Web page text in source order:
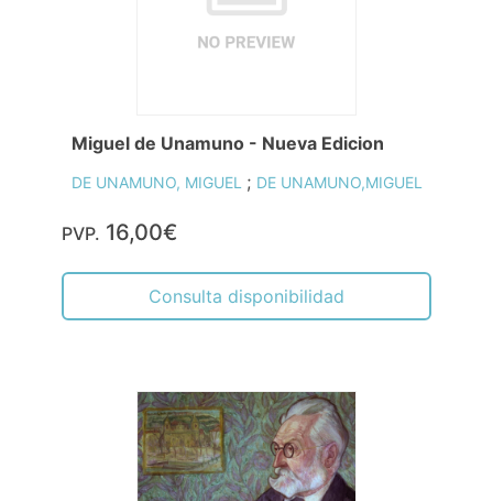
Miguel de Unamuno - Nueva Edicion
DE UNAMUNO, MIGUEL ; DE UNAMUNO,MIGUEL
PVP. 16,00€
Consulta disponibilidad